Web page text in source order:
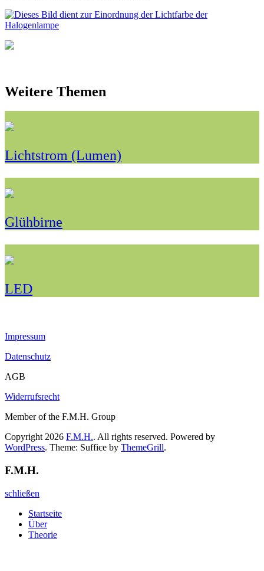
Weitere Themen
Licht­strom ­(Lumen)
Glühbirne
LED
Impressum
Datenschutz
AGB
Widerrufsrecht
Member of the F.M.H. Group
Copyright 2026 F.M.H.. All rights reserved. Powered by
WordPress. Theme: Suffice by ThemeGrill.
F.M.H.
schließen
Startseite
Über
Theorie